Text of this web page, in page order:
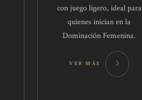
con juego ligero, ideal para
quienes inician en la
Dominación Femenina.
VER MÁS